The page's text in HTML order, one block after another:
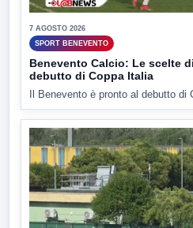
7 AGOSTO 2026
SPORT BENEVENTO
Benevento Calcio: Le scelte
debutto di Coppa Italia
Il Benevento è pronto al debutto